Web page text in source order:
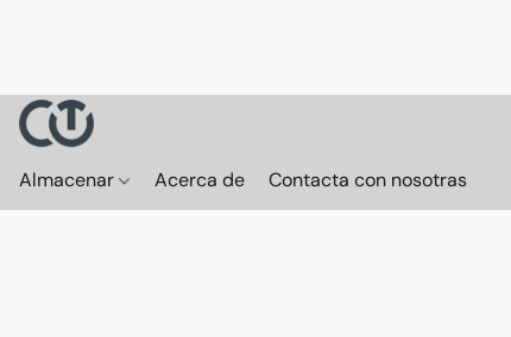
Almacenar Acerca de Contacta con nosotras